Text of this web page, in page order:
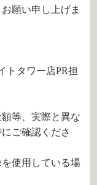
願い申し上げま
トタワー店PR担
等、実際と異な
ご確認くださ
使用している場